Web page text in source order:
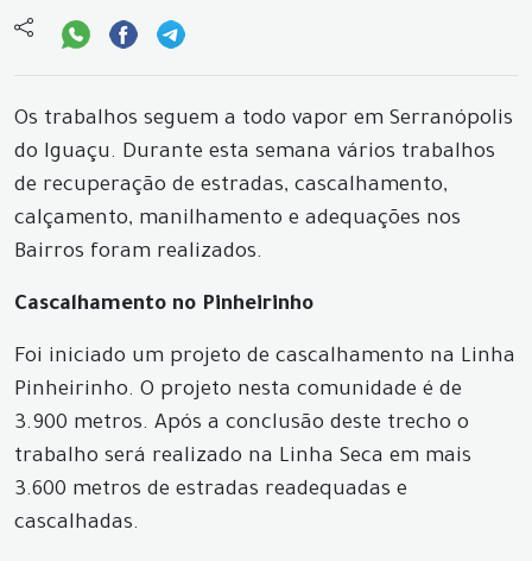
Os trabalhos seguem a todo vapor em Serranópolis
do Iguaçu. Durante esta semana vários trabalhos
de recuperação de estradas, cascalhamento,
calçamento, manilhamento e adequações nos
Bairros foram realizados.
Cascalhamento no Pinheirinho
Foi iniciado um projeto de cascalhamento na Linha
Pinheirinho. O projeto nesta comunidade é de
3.900 metros. Após a conclusão deste trecho o
trabalho será realizado na Linha Seca em mais
3.600 metros de estradas readequadas e
cascalhadas.